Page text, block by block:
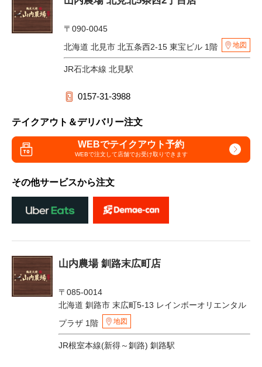
〒090-0045
北海道 北見市 北五条西2-15 東宝ビル 1階
地図
JR石北本線 北見駅
0157-31-3988
テイクアウト＆デリバリー注文
WEBでテイクアウト予約
WEBで注文して店舗でお受け取りできます
その他サービスから注文
山内農場 釧路末広町店
〒085-0014
北海道 釧路市 末広町5-13 レインボーオリエンタル
プラザ 1階
地図
JR根室本線(新得～釧路) 釧路駅